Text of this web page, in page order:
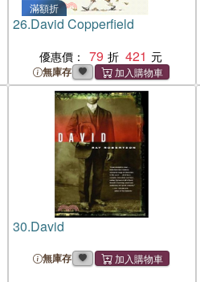
滿額折
26.David Copperfield
優惠價： 79 421
無庫存
30.David
無庫存